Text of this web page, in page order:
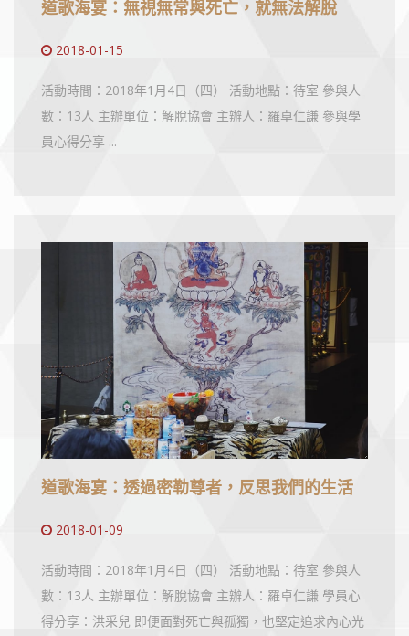
道歌海宴：無視無常與死亡，就無法解脫
2018-01-15
活動時間：2018年1月4日（四） 活動地點：待室 參與人
數：13人 主辦單位：解脫協會 主辦人：羅卓仁謙 參與學
員心得分享 ...
道歌海宴：透過密勒尊者，反思我們的生活
2018-01-09
活動時間：2018年1月4日（四） 活動地點：待室 參與人
數：13人 主辦單位：解脫協會 主辦人：羅卓仁謙 學員心
得分享：洪采兒 即便面對死亡與孤獨，也堅定追求內心光